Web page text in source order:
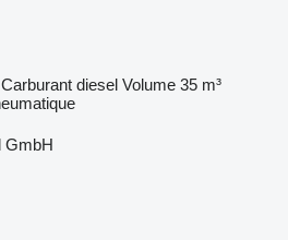
Carburant diesel Volume 35 m³
GmbH